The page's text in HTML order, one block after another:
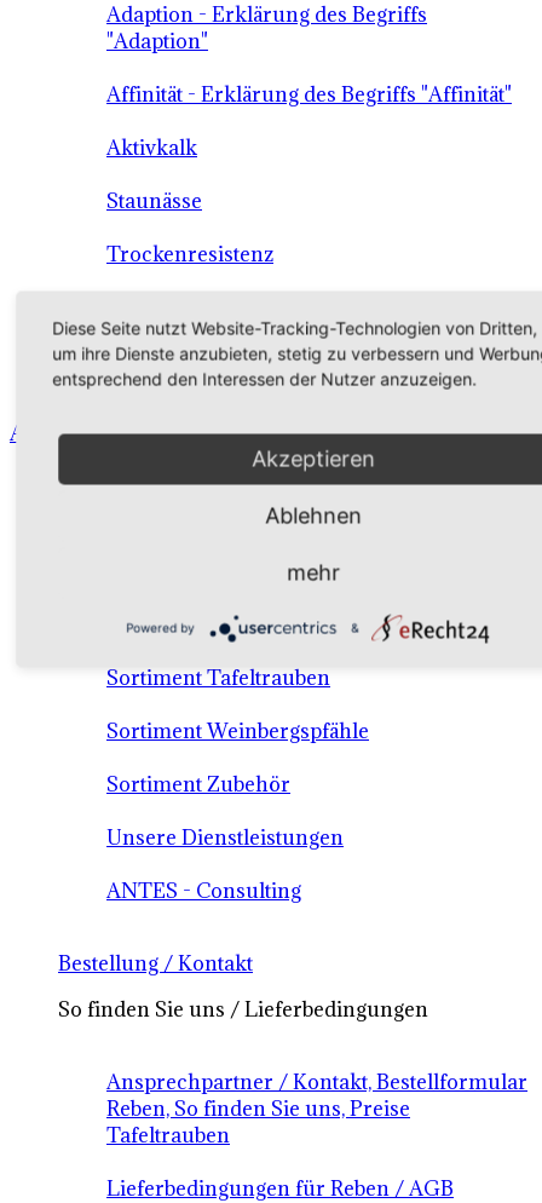
Adaption - Erklärung des Begriffs
"Adaption"
Affinität - Erklärung des Begriffs "Affinität"
Aktivkalk
Staunässe
Trockenresistenz
Die Unterlage als Grundlage der
Qualitätssicherung
Angebot - Sortiment - Verkauf - Shop
Verkaufssortiment Keltertrauben & Tafeltrauben
Sortiment Keltertraubensorten
Sortiment Tafeltrauben
Sortiment Weinbergspfähle
Sortiment Zubehör
Unsere Dienstleistungen
ANTES - Consulting
Bestellung / Kontakt
So finden Sie uns / Lieferbedingungen
Ansprechpartner / Kontakt, Bestellformular
Reben, So finden Sie uns, Preise
Tafeltrauben
Lieferbedingungen für Reben / AGB
Diese Seite nutzt Website-Tracking-Technologien von Dritten,
um ihre Dienste anzubieten, stetig zu verbessern und
entsprechend den Interessen der Nutzer anzuzeigen.
Akzeptieren
Ablehnen
mehr
Powered by &